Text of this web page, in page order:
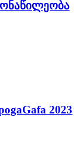
2023